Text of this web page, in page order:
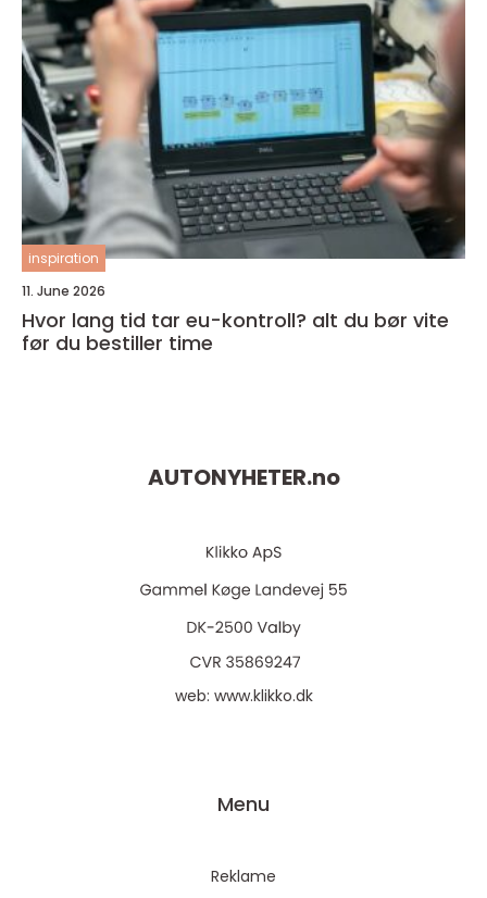
inspiration
11. June 2026
Hvor lang tid tar eu-kontroll? alt du bør vite
før du bestiller time
AUTONYHETER.no
web: www.klikko.dk
Menu
Reklame